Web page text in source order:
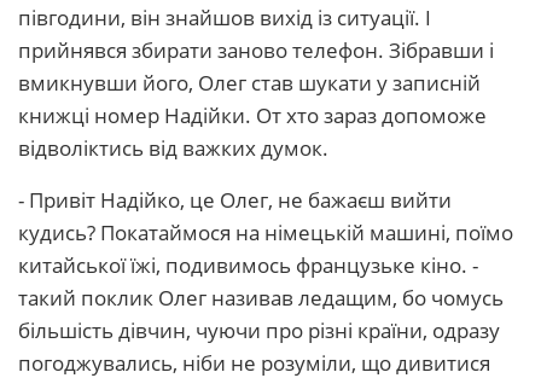
півгодини, він знайшов вихід із ситуації. І
прийнявся збирати заново телефон. Зібравши і
вмикнувши його, Олег став шукати у записній
книжці номер Надійки. От хто зараз допоможе
відволіктись від важких думок.
- Привіт Надійко, це Олег, не бажаєш вийти
кудись? Покатаймося на німецькій машині, поїмо
китайської їжі, подивимось французьке кіно. -
такий поклик Олег називав ледащим, бо чомусь
більшість дівчин, чуючи про різні країни, одразу
погоджувались, ніби не розуміли, що дивитися